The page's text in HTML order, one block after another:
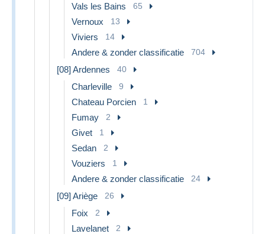
Vals les Bains 65
Vernoux 13
Viviers 14
Andere & zonder classificatie 704
[08] Ardennes 40
Charleville 9
Chateau Porcien 1
Fumay 2
Givet 1
Sedan 2
Vouziers 1
Andere & zonder classificatie 24
[09] Ariège 26
Foix 2
Lavelanet 2